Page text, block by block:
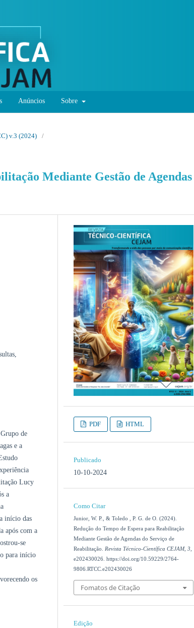
Anúncios Sobre
v.3 (2024)
/
Mediante Gestão de Agendas
de
e a
Lucy
a
início das
após com a
se
para início
os
PDF HTML
Publicado
10-10-2024
Como Citar
Junior, W. P., & Toledo , P. G. de O. (2024).
Redução do Tempo de Espera para Reabilitação
Mediante Gestão de Agendas do Serviço de
Reabilitação.
Revista Técnico-Científica CEJAM, 3
e202430026. https://doi.org/10.59229/2764-
9806.RTCC.e202430026
Fomatos de Citação
Edição